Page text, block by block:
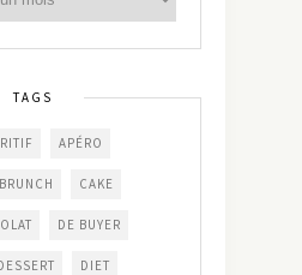
TAGS
APÉRO
BRUNCH CAKE
DE BUYER
DIET